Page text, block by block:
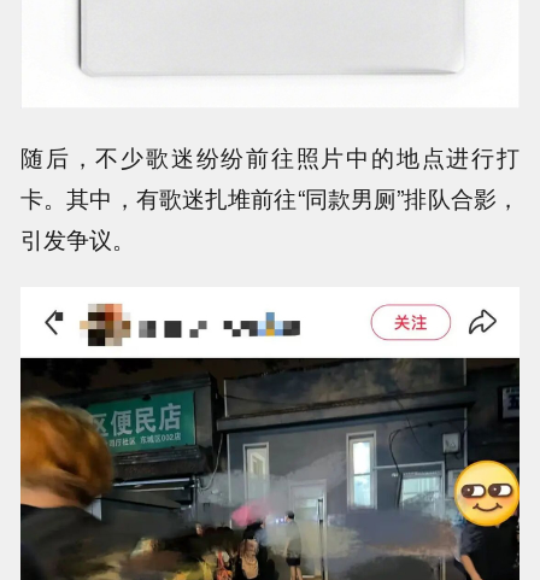
随后，不少歌迷纷纷前往照片中的地点进行打
卡。其中，有歌迷扎堆前往“同款男厕”排队合影，
引发争议。